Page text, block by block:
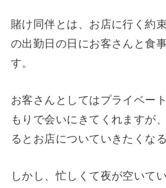
賭け同伴とは、お店に行く約
の出勤日の日にお客さんと食
す。
お客さんとしてはプライベー
もりで会いにきてくれますが
るとお店についていきたくな
しかし、忙しくて夜が空いて